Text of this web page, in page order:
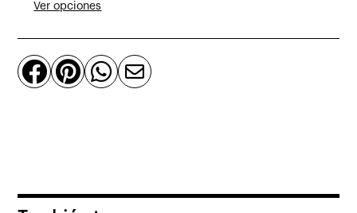
acabado
brillante
de
Kartell
Ver opciones
   